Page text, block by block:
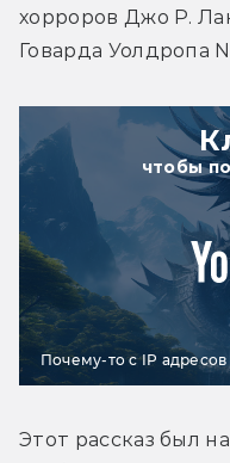
хорроров Джо Р.
Говарда Уолдропа
чтобы
Почему-то с IP
Этот рассказ был